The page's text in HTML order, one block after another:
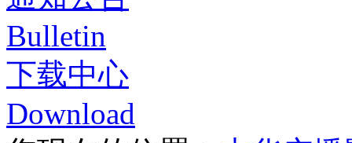
Bulletin
下载中心
Download